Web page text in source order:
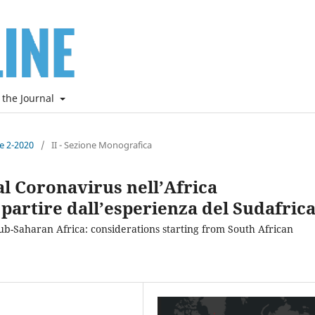
Journal
2-2020 / II - Sezione Monografica
Coronavirus nell’Africa
dall’esperienza del Sudafrica
Saharan Africa: considerations starting from South African